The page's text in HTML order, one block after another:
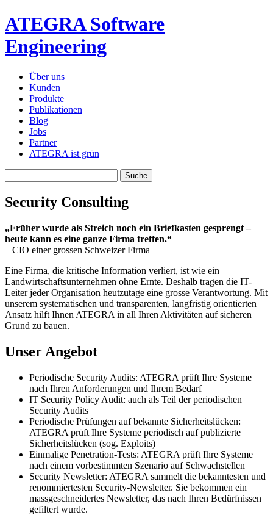
ATEGRA Software
Engineering
Über uns
Kunden
Produkte
Publikationen
Blog
Jobs
Partner
ATEGRA ist grün
Security Consulting
„Früher wurde als Streich noch ein Briefkasten gesprengt –
heute kann es eine ganze Firma treffen.“
– CIO einer grossen Schweizer Firma
Eine Firma, die kritische Information verliert, ist wie ein
Landwirtschaftsunternehmen ohne Ernte. Deshalb tragen die IT-
Leiter jeder Organisation heutzutage eine grosse Verantwortung. Mit
unserem systematischen und transparenten, langfristig orientierten
Ansatz hilft Ihnen ATEGRA in all Ihren Aktivitäten auf sicheren
Grund zu bauen.
Unser Angebot
Periodische Security Audits: ATEGRA prüft Ihre Systeme
nach Ihren Anforderungen und Ihrem Bedarf
IT Security Policy Audit: auch als Teil der periodischen
Security Audits
Periodische Prüfungen auf bekannte Sicherheitslücken:
ATEGRA prüft Ihre Systeme periodisch auf publizierte
Sicherheitslücken (sog. Exploits)
Einmalige Penetration-Tests: ATEGRA prüft Ihre Systeme
nach einem vorbestimmten Szenario auf Schwachstellen
Security Newsletter: ATEGRA sammelt die bekanntesten und
renommiertesten Security-Newsletter. Sie bekommen ein
massgeschneidertes Newsletter, das nach Ihren Bedürfnissen
gefiltert wurde.